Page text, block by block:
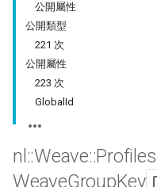
公開屬性
公開類型
221 次
公開屬性
223 次
GlobalId
nl ::Weave::Profiles
WeaveGroupKey